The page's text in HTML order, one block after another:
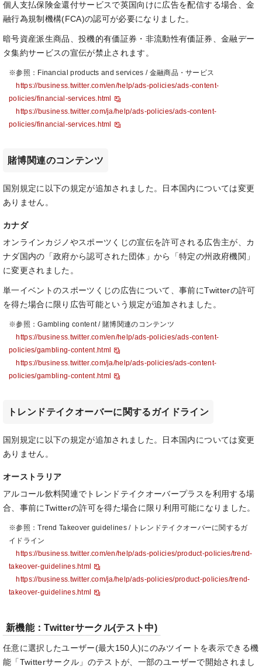
個人支払保険金還付サービスで英国向けに広告を配信する場合、金
融行為規制機構(FCA)の認可が必要になりました。
暗号資産派生商品、投機的有価証券・非流動性有価証券、金融デー
タ集約サービスの宣伝が禁止されます。
※参照：Financial products and services / 金融商品・サービス
https://business.twitter.com/en/help/ads-policies/ads-content-
policies/financial-services.html
https://business.twitter.com/ja/help/ads-policies/ads-content-
policies/financial-services.html
賭博関連のコンテンツ
国別規定に以下の規定が追加されました。日本国内については変更
ありません。
カナダ
オンラインカジノやスポーツくじの宣伝を許可される広告主が、カ
ナダ国内の「政府から認可された団体」から「特定の州政府機関」
に変更されました。
単一イベントのスポーツくじの広告について、事前にTwitterの許可
を得た場合に限り広告可能という規定が追加されました。
※参照：Gambling content / 賭博関連のコンテンツ
https://business.twitter.com/en/help/ads-policies/ads-content-
policies/gambling-content.html
https://business.twitter.com/ja/help/ads-policies/ads-content-
policies/gambling-content.html
トレンドテイクオーバーに関するガイドライン
国別規定に以下の規定が追加されました。日本国内については変更
ありません。
オーストラリア
アルコール飲料関連でトレンドテイクオーバープラスを利用する場
合、事前にTwitterの許可を得た場合に限り利用可能になりました。
※参照：Trend Takeover guidelines / トレンドテイクオーバーに関するガ
イドライン
https://business.twitter.com/en/help/ads-policies/product-policies/trend-
takeover-guidelines.html
https://business.twitter.com/ja/help/ads-policies/product-policies/trend-
takeover-guidelines.html
新機能：Twitterサークル(テスト中)
任意に選択したユーザー(最大150人)にのみツイートを表示できる機
能「Twitterサークル」のテストが、一部のユーザーで開始されまし